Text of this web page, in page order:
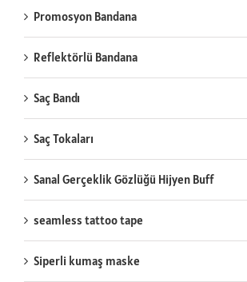
Promosyon Bandana
Reflektörlü Bandana
Saç Bandı
Saç Tokaları
Sanal Gerçeklik Gözlüğü Hijyen Buff
seamless tattoo tape
Siperli kumaş maske